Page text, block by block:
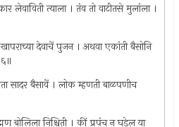
लेवाविती त्याला । तंव तो वाटीतसे मुलांला ।
देवाचें पुजन । अथवा एकांती बैसोनि
सादर बैसावें । लोक म्हणती बाळपणीच
बोलिला निश्चिती । कीं प्रपंच न घडेल या